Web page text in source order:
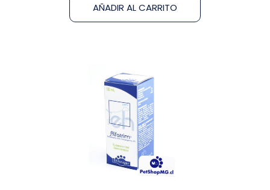
AÑADIR AL CARRITO